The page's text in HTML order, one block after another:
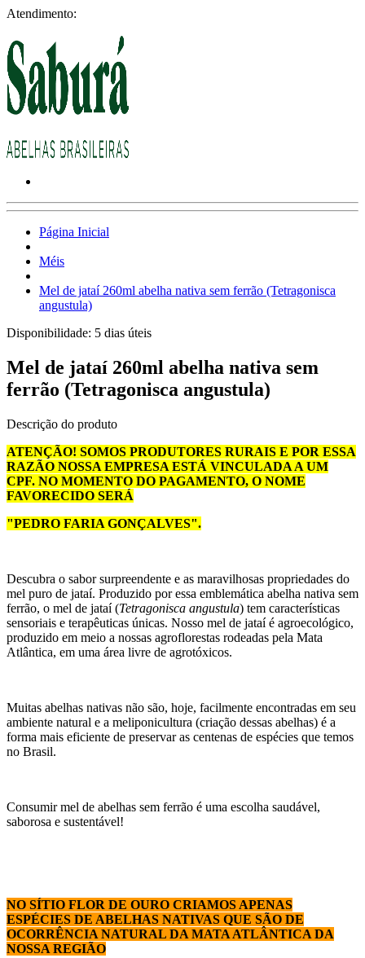
Atendimento:
Página Inicial
Méis
Mel de jataí 260ml abelha nativa sem ferrão (Tetragonisca
angustula)
Disponibilidade: 5 dias úteis
Mel de jataí 260ml abelha nativa sem
ferrão (Tetragonisca angustula)
Descrição do produto
ATENÇÃO! SOMOS PRODUTORES RURAIS E POR ESSA
RAZÃO NOSSA EMPRESA ESTÁ VINCULADA A UM
CPF. NO MOMENTO DO PAGAMENTO, O NOME
FAVORECIDO SERÁ
"PEDRO FARIA GONÇALVES".
Descubra o sabor surpreendente e as maravilhosas propriedades do
mel puro de jataí. Produzido por essa emblemática abelha nativa sem
ferrão, o mel de jataí (Tetragonisca angustula) tem características
sensoriais e terapêuticas únicas. Nosso mel de jataí é agroecológico,
produzido em meio a nossas agroflorestas rodeadas pela Mata
Atlântica, em uma área livre de agrotóxicos.
Muitas abelhas nativas não são, hoje, facilmente encontradas em seu
ambiente natural e a meliponicultura (criação dessas abelhas) é a
forma mais eficiente de preservar as centenas de espécies que temos
no Brasil.
Consumir mel de abelhas sem ferrão é uma escolha saudável,
saborosa e sustentável!
NO SÍTIO FLOR DE OURO CRIAMOS APENAS
ESPÉCIES DE ABELHAS NATIVAS QUE SÃO DE
OCORRÊNCIA NATURAL DA MATA ATLÂNTICA DA
NOSSA REGIÃO